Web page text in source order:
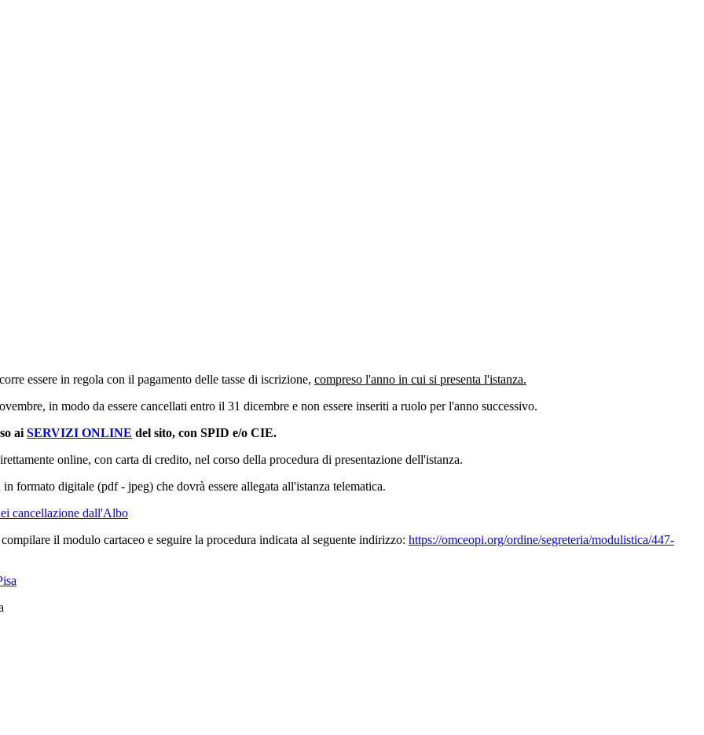
essere in regola con il pagamento delle tasse di iscrizione, compreso l'anno in cui si presenta l'istanza.
in modo da essere cancellati entro il 31 dicembre e non essere inseriti a ruolo per l'anno successivo.
ai SERVIZI ONLINE del sito, con SPID e/o CIE.
online, con carta di credito, nel corso della procedura di presentazione dell'istanza.
formato digitale (pdf - jpeg) che dovrà essere allegata all'istanza telematica.
cancellazione dall'Albo
il modulo cartaceo e seguire la procedura indicata al seguente indirizzo: https://omceopi.org/ordine/segreteria/modulistica/447-